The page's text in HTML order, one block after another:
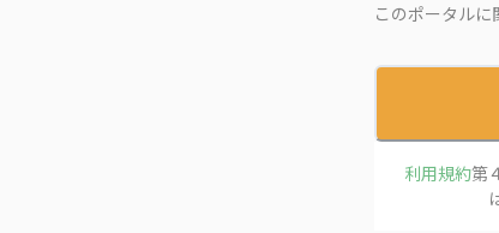
このポータルに
利用規約第